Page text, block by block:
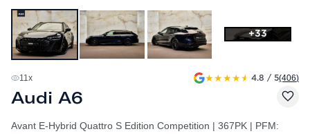
+33
11x ★★★★★ 4.8 / 5(406)
Audi A6
Avant E-Hybrid Quattro S Edition Competition | 367PK | PFM: